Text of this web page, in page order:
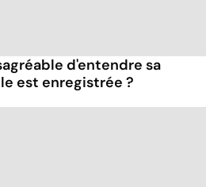
d'entendre sa
est enregistrée ?